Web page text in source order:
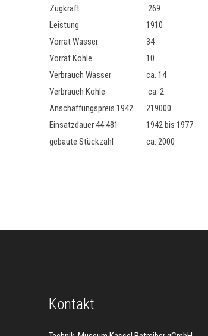
Zugkraft
269
Leistung
1910
Vorrat Wasser
34
Vorrat Kohle
10
Verbrauch Wasser
ca. 14
Verbrauch Kohle
ca. 2
Anschaffungspreis 1942
219000
Einsatzdauer 44 481
1942 bis 1977
gebaute Stückzahl
ca. 2000
Kontakt